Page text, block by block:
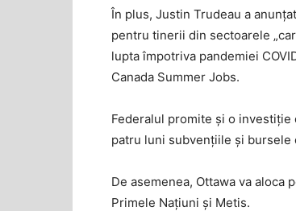
În plus, Justin Trudeau a
pentru tinerii din sectoarele
lupta împotriva pandemiei
Canada Summer Jobs.
Federalul promite și o
patru luni subvențiile și
De asemenea, Ottawa va
Primele Națiuni și Metis.